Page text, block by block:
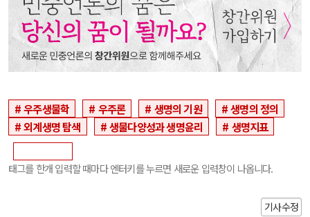
우주생물학 우주론 생명의 기원
생명의 정의
외계생명 탐색
생물다양성과 생명윤리 생명지표
태그를 한개 입력할 때마다 엔터키를 누르면 새로운 입력창이 나옵니다.
기사수정